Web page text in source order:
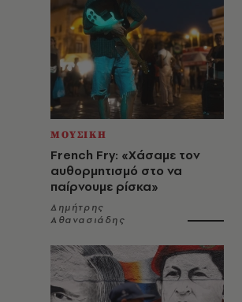
ΜΟΥΣΙΚΗ
French Fry: «Χάσαμε τον
αυθορμητισμό στο να
παίρνουμε ρίσκα»
Δημήτρης
Αθανασιάδης